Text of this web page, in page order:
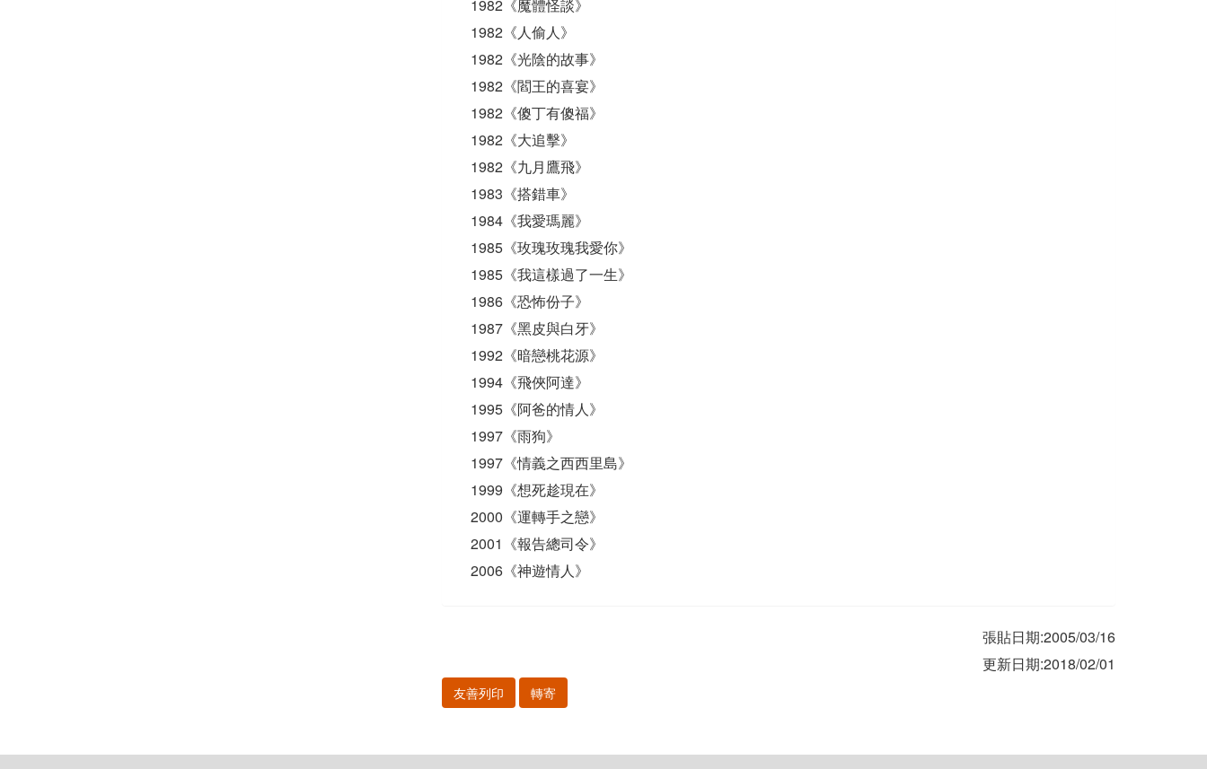
1982《魔體怪談》
1982《人偷人》
1982《光陰的故事》
1982《閻王的喜宴》
1982《傻丁有傻福》
1982《大追擊》
1982《九月鷹飛》
1983《搭錯車》
1984《我愛瑪麗》
1985《玫瑰玫瑰我愛你》
1985《我這樣過了一生》
1986《恐怖份子》
1987《黑皮與白牙》
1992《暗戀桃花源》
1994《飛俠阿達》
1995《阿爸的情人》
1997《雨狗》
1997《情義之西西里島》
1999《想死趁現在》
2000《運轉手之戀》
2001《報告總司令》
2006《神遊情人》
張貼日期:2005/03/16
更新日期:2018/02/01
友善列印 轉寄